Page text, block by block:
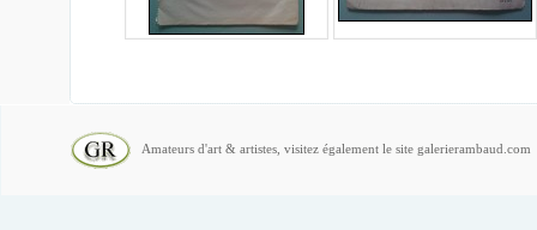
Amateurs d'art & artistes, visitez également le site galerierambaud.com